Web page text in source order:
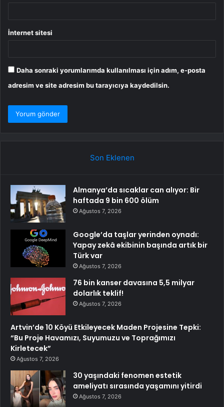
İnternet sitesi
Daha sonraki yorumlarımda kullanılması için adım, e-posta
adresim ve site adresim bu tarayıcıya kaydedilsin.
Son Eklenen
Almanya’da sıcaklar can alıyor: Bir
haftada 9 bin 600 ölüm
Ağustos 7, 2026
Google’da taşlar yerinden oynadı:
Yapay zekâ ekibinin başında artık bir
Türk var
Ağustos 7, 2026
76 bin kanser davasına 5,5 milyar
dolarlık teklif!
Ağustos 7, 2026
Artvin’de 10 Köyü Etkileyecek Maden Projesine Tepki:
“Bu Proje Havamızı, Suyumuzu ve Toprağımızı
Kirletecek”
Ağustos 7, 2026
30 yaşındaki fenomen estetik
ameliyatı sırasında yaşamını yitirdi
Ağustos 7, 2026